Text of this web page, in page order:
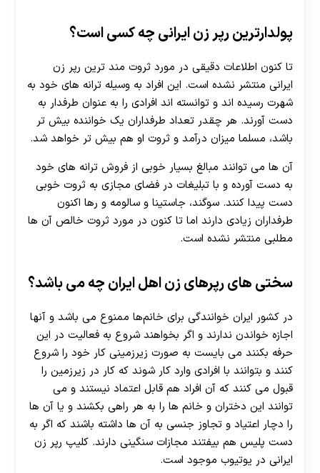
پولدارترین رپر زن ایرانی چه کسی است؟
تا کنون اطلاعات دقیقی در مورد ثروت مند ترین رپر زن
ایرانی منتشر نشده است. این افراد به وسیله ترانه های خود به
شهرت رسیده اند و توانسته اند افرادی را به عنوان طرفدار به
دست آورند. هر چقدر تعداد طرفداران یک خواننده بیش تر
باشد، مسلما میزان درآمد و ثروت او هم بیش تر خواهد شد.
آن ها می توانند مبالغ بسیار خوبی از فروش ترانه های خود
به دست آورده و با تبلیغات در فضای مجازی به ثروت خوبی
دست پیدا کنند. سوگند، جاستینا و سالومه و رها اکنون
طرفداران زیادی دارند اما تا کنون در مورد ثروت خالص آن ها
مطلبی منتشر نشده است.
سختی های رپرهای زن اهل ایران چه می باشد؟
در کشور ایران خوانندگی برای خانم‌ها ممنوع می‌ باشد و آنها
اجازه خواندن ندارند و اگر بخواهند شروع به فعالیت در این
حرفه بکنند می بایست به صورت زیرزمینی کار خود را شروع
کنند و بتوانند با افرادی وارد کار شوند که کار در زیرزمین را
قبول می کنند که آن افراد هم قابل اعتماد نیستند و می
توانند این دختران و خانم ها را به هر راهی بکشند و یا آن ها
را دچار اعتیاد و تجاوز جنسی به آن ها داشته باشند که اگر به
دست پلیس هم بیفتند مجازات سنگینی دارند. کلیپ رپر زن
ایرانی در یوتیوب موجود است.